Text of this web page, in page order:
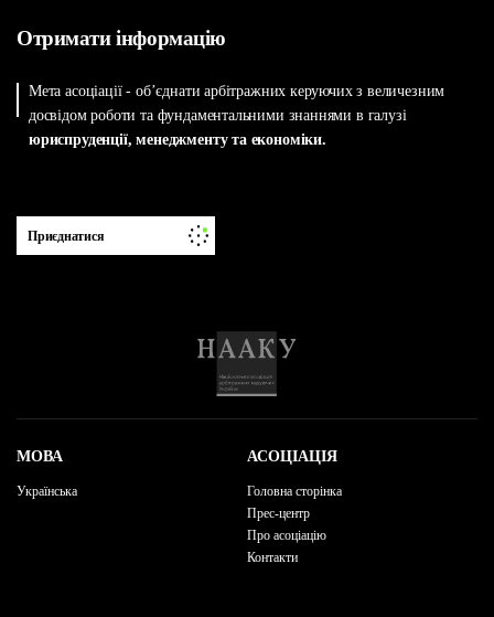
Отримати інформацію
Мета асоціації - об’єднати арбітражних керуючих з величезним
досвідом роботи та фундаментальними знаннями в галузі
юриспруденції, менеджменту та економіки.
Приєднатися
МОВА
Українська
АСОЦІАЦІЯ
Головна сторінка
Прес-центр
Про асоціацію
Контакти